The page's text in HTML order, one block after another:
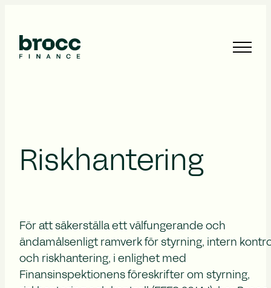
Riskhantering
För att säkerställa ett välfungerande och
ändamålsenligt ramverk för styrning, intern
och riskhantering, i enlighet med
Finansinspektionens föreskrifter om styrning,